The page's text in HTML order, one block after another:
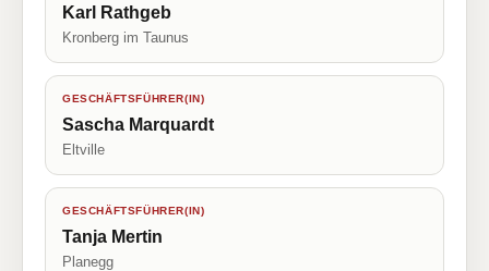
Karl Rathgeb
Kronberg im Taunus
GESCHÄFTSFÜHRER(IN)
Sascha Marquardt
Eltville
GESCHÄFTSFÜHRER(IN)
Tanja Mertin
Planegg